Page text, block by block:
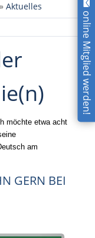
» Aktuelles
möchte etwa acht
am
GERN BEI
online Mitglied werden!